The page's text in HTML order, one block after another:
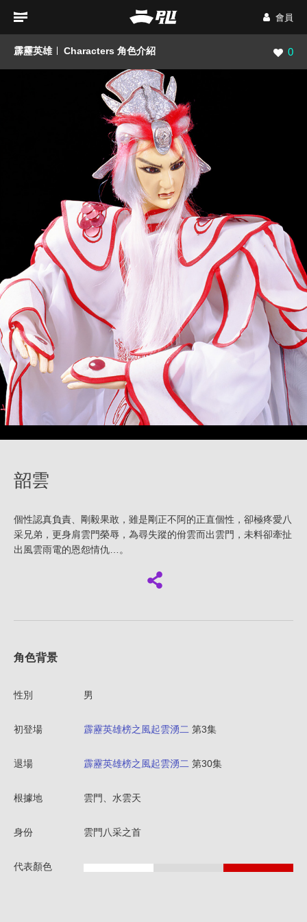
會員
霹靂英雄 Characters 角色介紹 瀏覽
0
韶雲
個性認真負責、剛毅果敢，雖是剛正不阿的正直個性，卻極疼愛八
采兄弟，更身肩雲門榮辱，為尋失蹤的佾雲而出雲門，未料卻牽扯
出風雲雨電的恩怨情仇…。
角色背景
性別 男
初登場 霹靂英雄榜之風起雲湧二 第3集
退場 霹靂英雄榜之風起雲湧二 第30集
根據地 雲門、水雲天
身份 雲門八采之首
代表顏色